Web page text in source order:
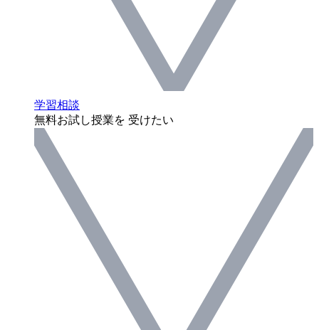
学習相談
無料お試し授業を 受けたい